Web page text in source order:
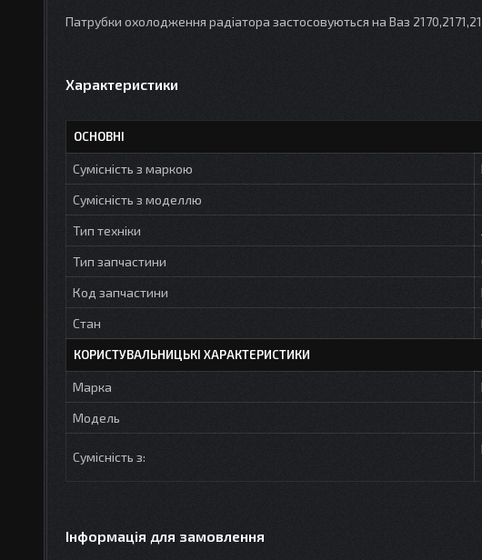
Патрубки охолодження радіатора застосовуються на Ваз
Характеристики
ОСНОВНІ
Сумісність з маркою
Сумісність з моделлю
Тип техніки
Тип запчастини
Код запчастини
Стан
КОРИСТУВАЛЬНИЦЬКІ ХАРАКТЕРИСТИКИ
Марка
Модель
Сумісність з:
Інформація для замовлення